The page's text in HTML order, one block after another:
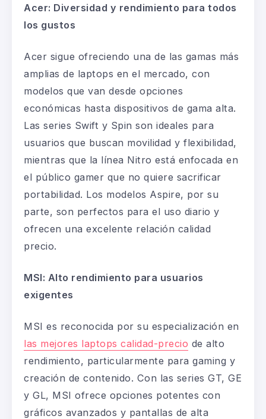
Acer: Diversidad y rendimiento para todos
los gustos
Acer sigue ofreciendo una de las gamas más
amplias de laptops en el mercado, con
modelos que van desde opciones
económicas hasta dispositivos de gama alta.
Las series Swift y Spin son ideales para
usuarios que buscan movilidad y flexibilidad,
mientras que la línea Nitro está enfocada en
el público gamer que no quiere sacrificar
portabilidad. Los modelos Aspire, por su
parte, son perfectos para el uso diario y
ofrecen una excelente relación calidad
precio.
MSI: Alto rendimiento para usuarios
exigentes
MSI es reconocida por su especialización en
las mejores laptops calidad-precio de alto
rendimiento, particularmente para gaming y
creación de contenido. Con las series GT, GE
y GL, MSI ofrece opciones potentes con
gráficos avanzados y pantallas de alta